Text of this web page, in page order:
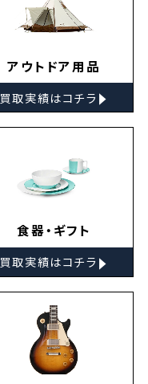
アウトドア用品
買取実績はコチラ ▸
食器・ギフト
買取実績はコチラ ▸